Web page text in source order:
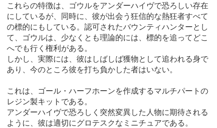
これらの特徴は、ゴウルをアンダーハイヴで恐ろしい存在
にしているが、同時に、彼が出会う狂信的な熱狂者すべて
の標的にもしている。認可されたバウンティハンターとし
て、ゴウルは、少なくとも理論的には、標的を追ってどこ
へでも行く権利がある。
しかし、実際には、彼はしばしば獲物として追われる身で
あり、今のところ彼を打ち負かした者はいない。
これは、ゴール・ハーフホーンを作成するマルチパートの
レジン製キットである。
アンダーハイヴで恐ろしく突然変異した人物に期待される
ように、彼は適切にグロテスクなミニチュアである。